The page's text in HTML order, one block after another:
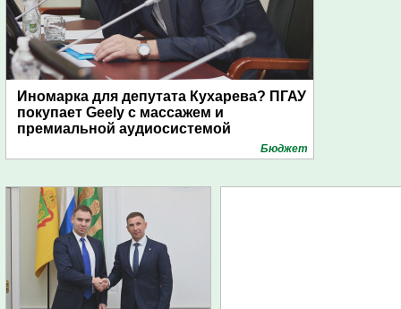
Иномарка для депутата Кухарева? ПГАУ
покупает Geely с массажем и
премиальной аудиосистемой
Бюджет